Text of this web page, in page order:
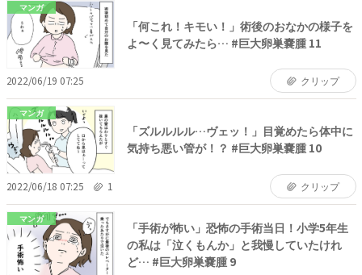
マンガ
「何これ！キモい！」術後のおなかの様子を
よ〜く見てみたら… #巨大卵巣嚢腫 11
2022/06/19 07:25 クリップ
マンガ
「ズルルルル…ヴェッ！」目覚めたら体中に
気持ち悪い管が！？ #巨大卵巣嚢腫 10
2022/06/18 07:25 1 クリップ
マンガ
「手術が怖い」恐怖の手術当日！小学5年生
の私は「泣くもんか」と我慢していたけれ
ど… #巨大卵巣嚢腫 9